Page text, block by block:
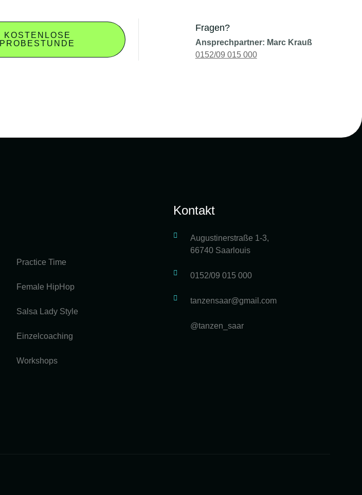
KOSTENLOSE
PROBESTUNDE
Fragen?
Ansprechpartner: Marc Krauß
0152/09 015 000
Practice Time
Female HipHop
Salsa Lady Style
Einzelcoaching
Workshops
Kontakt
Augustinerstraße 1-3,
66740 Saarlouis
0152/09 015 000
tanzensaar@gmail.com
@tanzen_saar